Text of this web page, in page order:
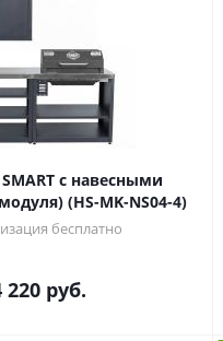
SMART с навесными
(HS-MK-NS04-4)
бесплатно
220руб.